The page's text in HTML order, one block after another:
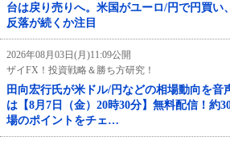
台は戻り売りへ。米国がユーロ/円で円買い
反落が続くか注目
2026年08月03日(月)11:09公開
ザイFX！投資戦略＆勝ち方研究！
田向宏行氏が米ドル/円などの相場動向を音
は【8月7日（金）20時30分】無料配信！約
場のポイントをチェ…